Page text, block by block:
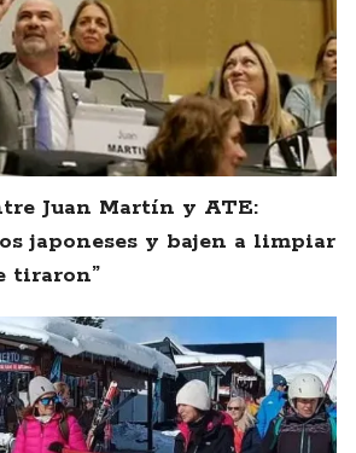
Juan Martín y ATE:
japoneses y bajen a limpiar
tiraron”